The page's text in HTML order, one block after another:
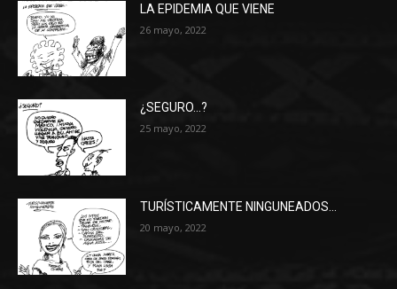
LA EPIDEMIA QUE VIENE
26 mayo, 2022
¿SEGURO…?
25 mayo, 2022
TURÍSTICAMENTE NINGUNEADOS…
20 mayo, 2022